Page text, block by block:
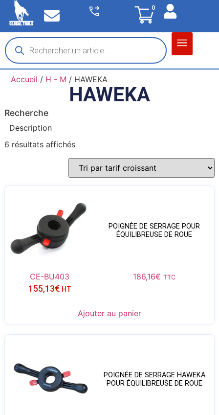
0
Accueil / H - M / HAWEKA
HAWEKA
Recherche
Description
6 résultats affichés
POIGNÉE DE SERRAGE POUR
ÉQUILIBREUSE DE ROUE
CE-BU403 186,16€ TTC
155,13€ HT
Ajouter au panier
POIGNÉE DE SERRAGE HAWEKA
POUR ÉQUILIBREUSE DE ROUE